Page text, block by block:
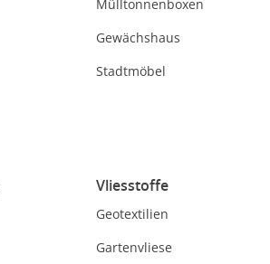
Mülltonnenboxen
Gewächshaus
Stadtmöbel
Vliesstoffe
Geotextilien
Gartenvliese